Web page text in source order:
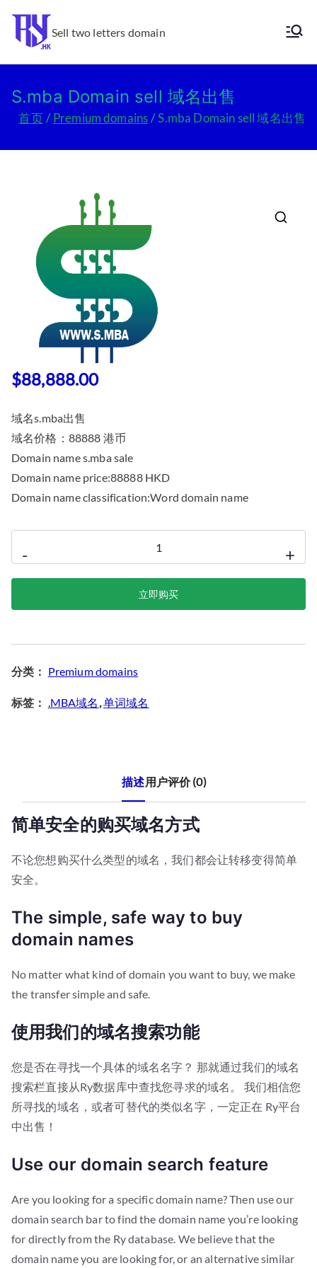
内
Ry.hk
Sell two letters domain
S.mba Domain sell 域名出售
首页 Premium domains S.mba Domain sell 域名出售
$88,888.00
域名s.mba出售
域名价格：88888 港币
Domain name s.mba sale
Domain name price:88888 HKD
Domain name classification:Word domain name
-
Domain
sell
数
量
+
立即购买
分类： Premium domains
标签： .MBA域名,单词域名
描述用户评价 (0)
简单安全的购买域名方式
不论您想购买什么类型的域名，我们都会让转移变得简单
安全。
The simple, safe way to buy
domain names
No matter what kind of domain you want to buy, we make
the transfer simple and safe.
使用我们的域名搜索功能
您是否在寻找一个具体的域名名字？ 那就通过我们的域名
搜索栏直接从Ry数据库中查找您寻求的域名。 我们相信您
所寻找的域名，或者可替代的类似名字，一定正在 Ry平台
中出售！
Use our domain search feature
Are you looking for a specific domain name? Then use our
domain search bar to find the domain name you’re looking
for directly from the Ry database. We believe that the
domain name you are looking for, or an alternative similar